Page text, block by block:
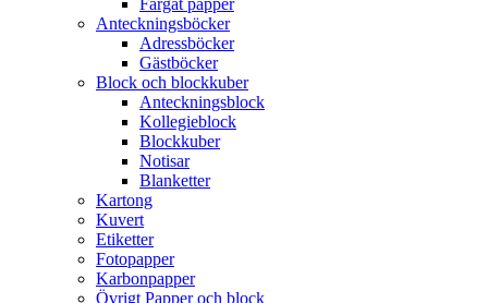
Färgat papper
Anteckningsböcker
Adressböcker
Gästböcker
Block och blockkuber
Anteckningsblock
Kollegieblock
Blockkuber
Notisar
Blanketter
Kartong
Kuvert
Etiketter
Fotopapper
Karbonpapper
Övrigt Papper och block